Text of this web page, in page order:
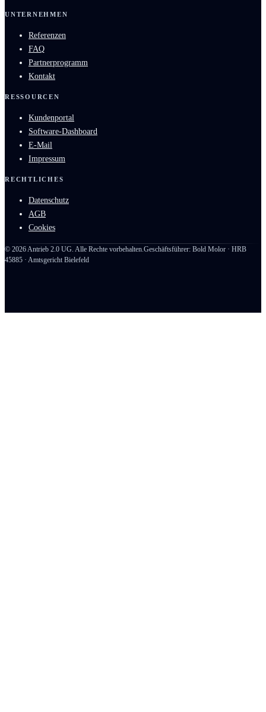
UNTERNEHMEN
Referenzen
FAQ
Partnerprogramm
Kontakt
RESSOURCEN
Kundenportal
Software-Dashboard
E-Mail
Impressum
RECHTLICHES
Datenschutz
AGB
Cookies
© 2026Antrieb 2.0 UG. Alle Rechte vorbehalten.Geschäftsführer: Bold Molor · HRB
45885 · Amtsgericht Bielefeld